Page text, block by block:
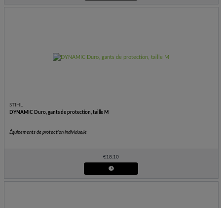
STIHL
DYNAMIC Duro, gants de protection, taille M
Équipements de protection individuelle
€18.10